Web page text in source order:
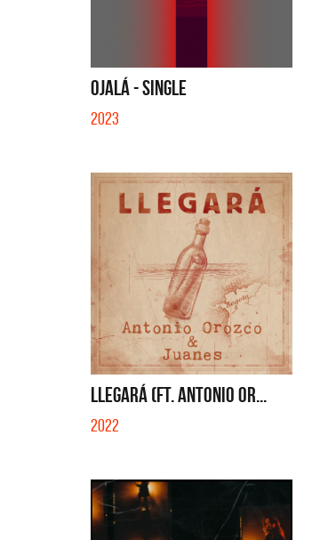
OJALÁ - SINGLE
2023
LLEGARÁ (FT. ANTONIO OR...
2022